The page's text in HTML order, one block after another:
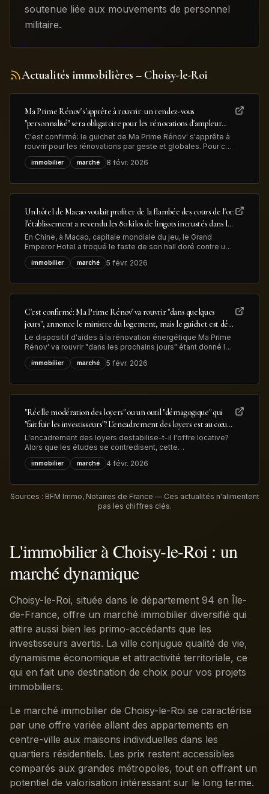
soutenue liée aux mouvements de personnel
militaire.
Actualités immobilières – Choisy-le-Roi
Ma Prime Rénov' s'apprête à rouvrir: un rendez-vous
"personnalisé" sera obligatoire pour les rénovations d'ampleur
afin de lutter contre la fraude
C'est confirmé: le guichet de Ma Prime Rénov' s'apprête à
rouvrir pour les rénovations par geste et globales. Pour ces
dernières, "un rendez-vous personnalisé avec un
conseiller France Rénov' sera désormais obligatoire" avant
gouvernement, dans
immobilier marché 8 févr. 2026
Un hôtel de Macao voulait profiter de la flambée des cours de l'or:
l'établissement a revendu les 80 kilos de lingots incrustés dans le
sol de son hall d'entrée pour près de 13 millions de dollars
En Chine, à Macao, capitale mondiale du jeu, le Grand
Emperor Hotel a troqué le faste de son hall doré contre une
confortable plus-value. Les lingots d’or qui ornaient
l'entrée ont été retirés et vendus pour 13 millions de dollars
transformation
immobilier marché 5 févr. 2026
C'est confirmé: Ma Prime Rénov' va rouvrir "dans quelques
jours", annonce le ministre du logement, mais le guichet est déjà
congestionné
Le dispositif d'aides à la rénovation énergétique Ma Prime
Rénov' va rouvrir "dans les prochains jours" étant donné le
vote du budget de l'Etat, a annoncé le minsitre du
logement. Mais déjà 83.000 dossiers, déposés en 2025,
nouvelles demandes
immobilier marché 5 févr. 2026
"Réelle modération des loyers" ou un outil "démagogique" qui
"fait fuir les investisseurs"? L'encadrement des loyers est au cœur
des débats sur le logement en vue des élections municipales
L'encadrement des loyers destabilise-t-il l'offre locative?
Alors que les études se contredisent, cette
expérimentation est au coeur des débats sur le logement
en zones tendues à l'aube des élections municipales de
immobilier marché 4 févr. 2026
Sources : BFM Immo, Notaires de France — Ces actualités n'alimentent
pas les chiffres clés.
L'immobilier à Choisy-le-Roi : un
marché dynamique
Choisy-le-Roi, située dans le département 94 en Île-
de-France, offre un marché immobilier diversifié qui
attire aussi bien les primo-accédants que les
investisseurs avertis. La ville conjugue qualité de vie,
dynamisme économique et attractivité territoriale, ce
qui en fait une destination de choix pour vos projets
immobiliers.
Le marché immobilier de Choisy-le-Roi se caractérise
par une offre variée allant des appartements en
centre-ville aux maisons individuelles dans les
quartiers résidentiels. Les prix restent accessibles
comparés aux grandes métropoles, tout en offrant un
potentiel de valorisation intéressant sur le long terme.